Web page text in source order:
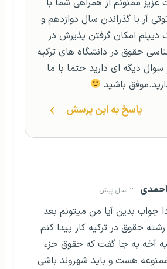
آر.با گذراندن سال دوازدهم و
دیپلم امکان گرفتن پذیرش در
حقوق در دانشگاه های ترکیه
سوال دیگه ای دارید حتما با ما
باشید
پاسخ به این پرسش
۳ سال پیش
جواب بدین آیا من میتونم بعد
حقوق در ترکیه کار پیدا کنم
آخه یه جا گفت که حقوق جزء
هست و باید شهروند باشی